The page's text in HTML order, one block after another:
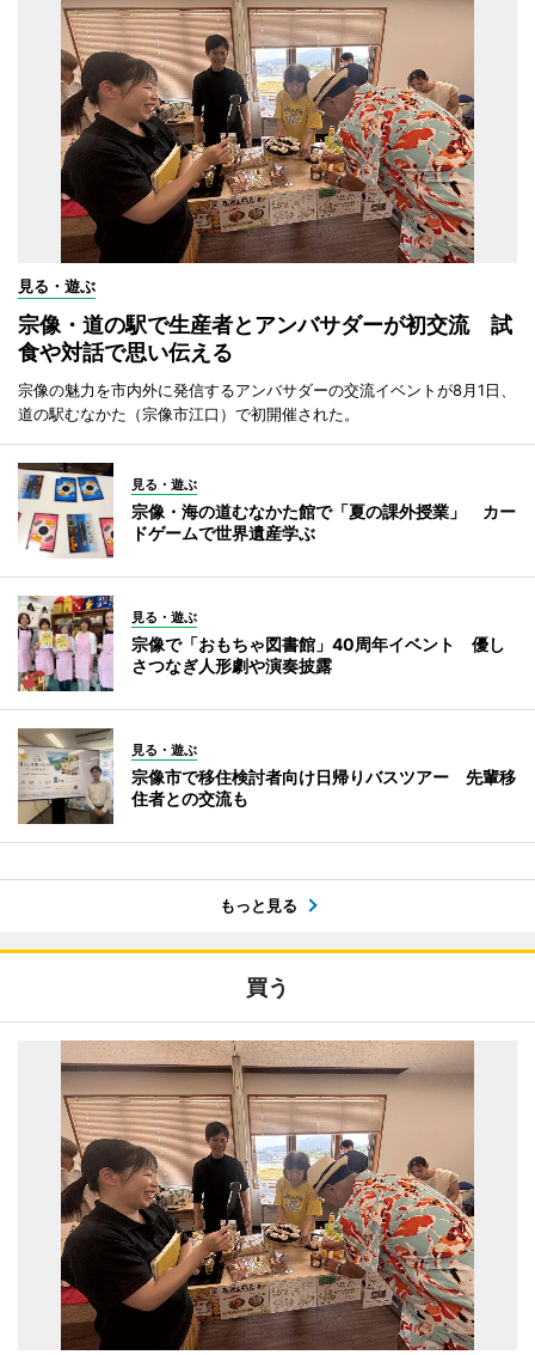
見る・遊ぶ
宗像・道の駅で生産者とアンバサダーが初交流 試
食や対話で思い伝える
宗像の魅力を市内外に発信するアンバサダーの交流イベントが8月1日、
道の駅むなかた（宗像市江口）で初開催された。
見る・遊ぶ
宗像・海の道むなかた館で「夏の課外授業」 カー
ドゲームで世界遺産学ぶ
見る・遊ぶ
宗像で「おもちゃ図書館」40周年イベント 優し
さつなぎ人形劇や演奏披露
見る・遊ぶ
宗像市で移住検討者向け日帰りバスツアー 先輩移
住者との交流も
もっと見る
買う